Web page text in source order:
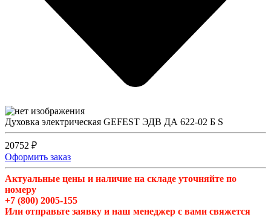
Духовка электрическая GEFEST ЭДВ ДА 622-02 Б S
20752 ₽
Оформить заказ
Актуальные цены и наличие на складе уточняйте по
номеру
+7 (800) 2005-155
Или отправьте заявку и наш менеджер с вами свяжется